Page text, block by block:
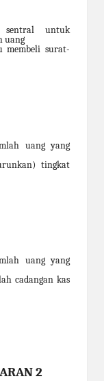
sentral untuk
uang
membeli surat-
uang yang
tingkat
uang yang
cadangan kas
2